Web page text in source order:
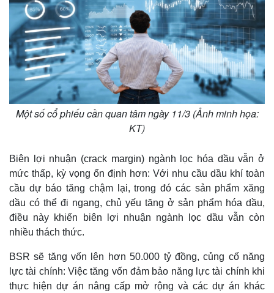
Một số cổ phiếu cần quan tâm ngày 11/3 (Ảnh minh họa:
KT)
Biên lợi nhuận (crack margin) ngành lọc hóa dầu vẫn ở
mức thấp, kỳ vọng ổn định hơn: Với nhu cầu dầu khí toàn
cầu dự báo tăng chậm lại, trong đó các sản phẩm xăng
dầu có thể đi ngang, chủ yếu tăng ở sản phẩm hóa dầu,
điều này khiến biên lợi nhuận ngành lọc dầu vẫn còn
nhiều thách thức.
BSR sẽ tăng vốn lên hơn 50.000 tỷ đồng, củng cố năng
lực tài chính: Việc tăng vốn đảm bảo năng lực tài chính khi
thực hiện dự án nâng cấp mở rộng và các dự án khác